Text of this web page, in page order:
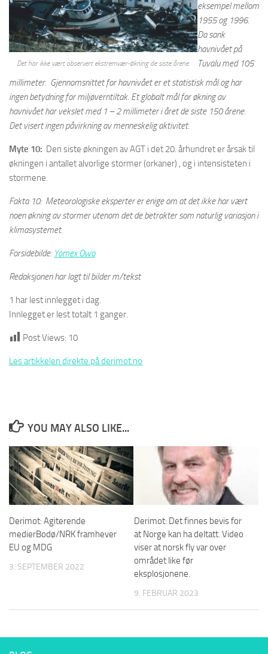
Det har ikke vært observert ekstremvær-økning de siste årene.
eksempel mellom
1955 og 1996.
Da sank
havnivået på
Tuvalu med 105
millimeter. Gjennomsnittet for havnivået er et statistisk mål og har
ingen betydning for miljøverntiltak. Et globalt mål for økning av
havnivået har vekslet med 1 – 2 millimeter i året de siste 150 årene.
Det visert ingen påvirkning av menneskelig aktivitet.
Myte 10: Den siste økningen av AGT i det 20. århundret er årsak til
økningen i antallet alvorlige stormer (orkaner) , og i intensisteten i
stormene.
Fakta 10: Meteorologiske eksperter er enige om at det ikke har vært
noen økning av stormer utenom det de betrakter som naturlig variasjon i
klimasystemet.
Forsidebilde: Yomex Owo
Redaksjonen har lagt til bilder m/tekst
1 har lest innlegget i dag.
Innlegget er lest totalt 1 ganger.
Post Views: 10
Les artikkelen direkte på derimot.no
YOU MAY ALSO LIKE...
Derimot: Agiterende
medierBodø/NRK framhever
EU og MDG
3. SEPTEMBER 2022
Derimot: Det finnes bevis for
at Norge kan ha deltatt. Video
viser at norsk fly var over
området like før
eksplosjonene.
9. FEBRUAR 2023